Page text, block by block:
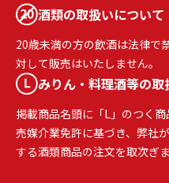
酒類の取扱いについて
20歳未満の方の飲酒は法律で
対して販売はいたしません。
みりん・料理酒等の取
掲載商品名頭に「L」のつく
売媒介業免許に基づき、弊社
する酒類商品の注文を取次ぎま